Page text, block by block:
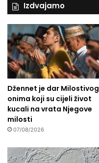
Izdvajamo
Džennet je dar Milostivog
onima koji su cijeli život
kucali na vrata Njegove
milosti
07/08/2026